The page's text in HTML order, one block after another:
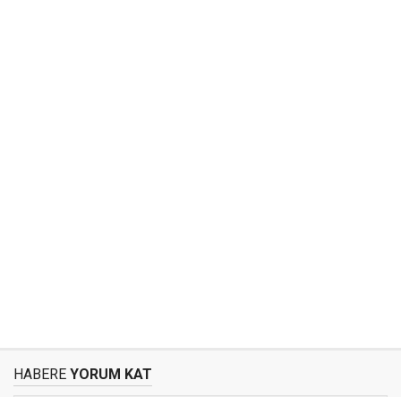
HABERE YORUM KAT